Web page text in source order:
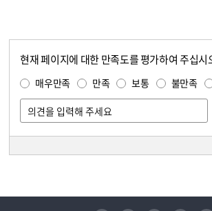
현재 페이지에 대한 만족도를 평가하여 주십시
매우만족 만족 보통 불만족
유튜브 페이스북 인스타그램 블로그 트위터